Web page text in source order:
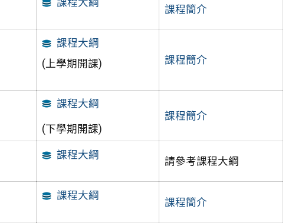
課程大綱
課程簡介
課程大綱
(上學期開課)
課程簡介
課程大綱
(下學期開課)
課程簡介
課程大綱
請參考課程大綱
課程大綱
課程簡介